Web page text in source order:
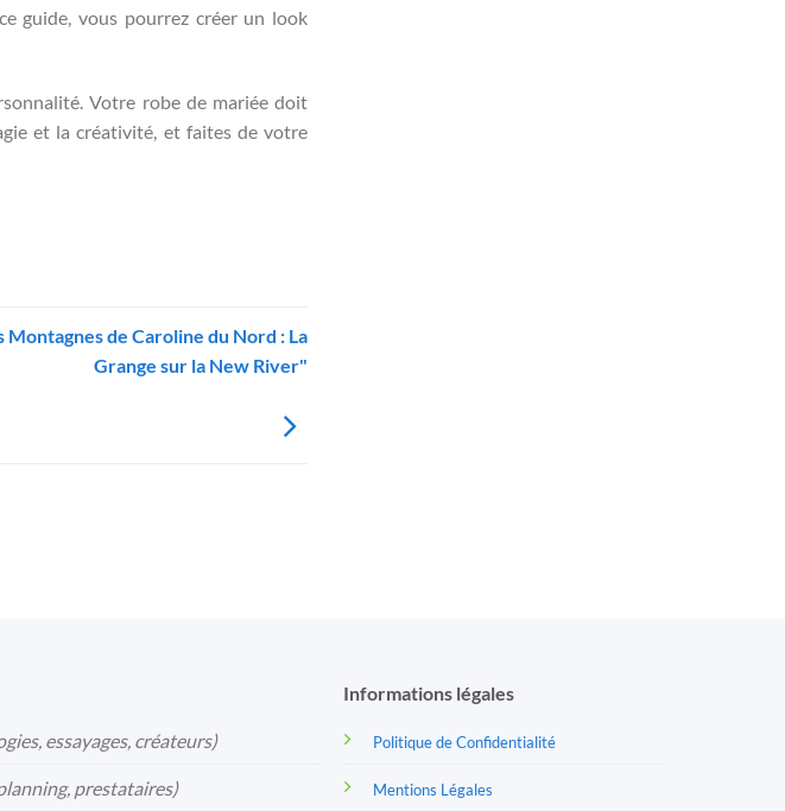
guide, vous pourrez créer un look
Votre robe de mariée doit
et la créativité, et faites de votre
de Caroline du Nord : La
Grange sur la New River"
essayages, créateurs)
prestataires)
Informations légales
Politique de Confidentialité
Mentions Légales